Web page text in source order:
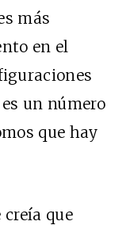
más
en el
un número
que hay
que